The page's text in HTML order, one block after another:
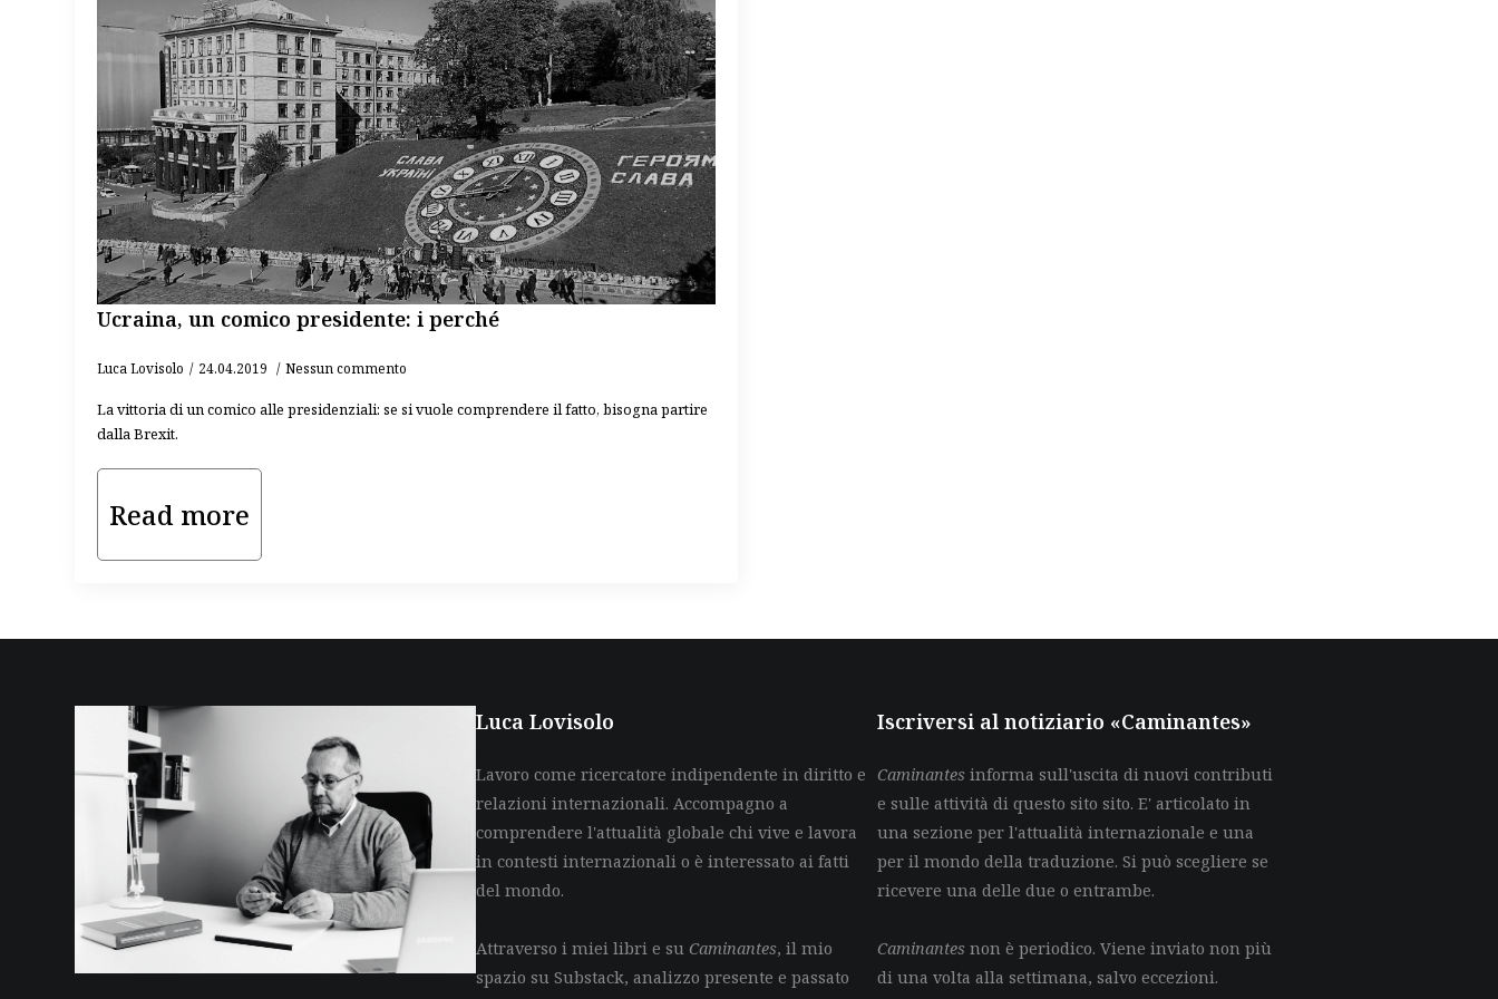
Ucraina, un comico presidente: i perché
Luca Lovisolo 24.04.2019 Nessun commento
La vittoria di un comico alle presidenziali: se si vuole comprendere il fatto, bisogna partire
dalla Brexit.
Read more
Luca Lovisolo
Lavoro come ricercatore indipendente in diritto e
relazioni internazionali. Accompagno a
comprendere l'attualità globale chi vive e lavora
in contesti internazionali o è interessato ai fatti
del mondo.
Attraverso i miei libri e suCaminantes, il mio
spazio su Substack, analizzo presente e passato
Iscriversi al notiziario «Caminantes»
Caminantes informa sull'uscita di nuovi contributi
e sulle attività di questo sito sito. E' articolato in
una sezione per l'attualità internazionale e una
per il mondo della traduzione. Si può scegliere se
ricevere una delle due o entrambe.
Caminantes non è periodico. Viene inviato non più
di una volta alla settimana, salvo eccezioni.